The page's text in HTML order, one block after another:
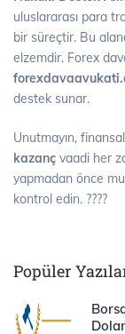
uluslararası para
bir süreçtir. Bu
elzemdir. Forex
destek sunar.
Unutmayın,
kazanç vaadi her
yapmadan önce
kontrol edin. ????️
Popüler